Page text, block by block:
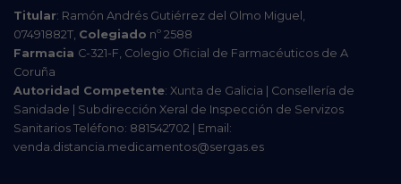
Titular: Ramón Andrés Gutiérrez del Olmo Miguel,
07491882T, Colegiado nº 2588
Farmacia C-321-F, Colegio Oficial de Farmacéuticos de A
Coruña
Autoridad Competente: Xunta de Galicia | Consellería de
Sanidade | Subdirección Xeral de Inspección de Servizos
Sanitarios Teléfono: 881542702 | Email:
venda.distancia.medicamentos@sergas.es